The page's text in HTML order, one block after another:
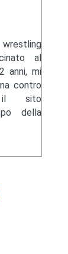
al
anni, mi
contro
il sito
della